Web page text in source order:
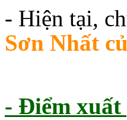
- Hiện tại,
Sơn Nhất
- Điểm xuất